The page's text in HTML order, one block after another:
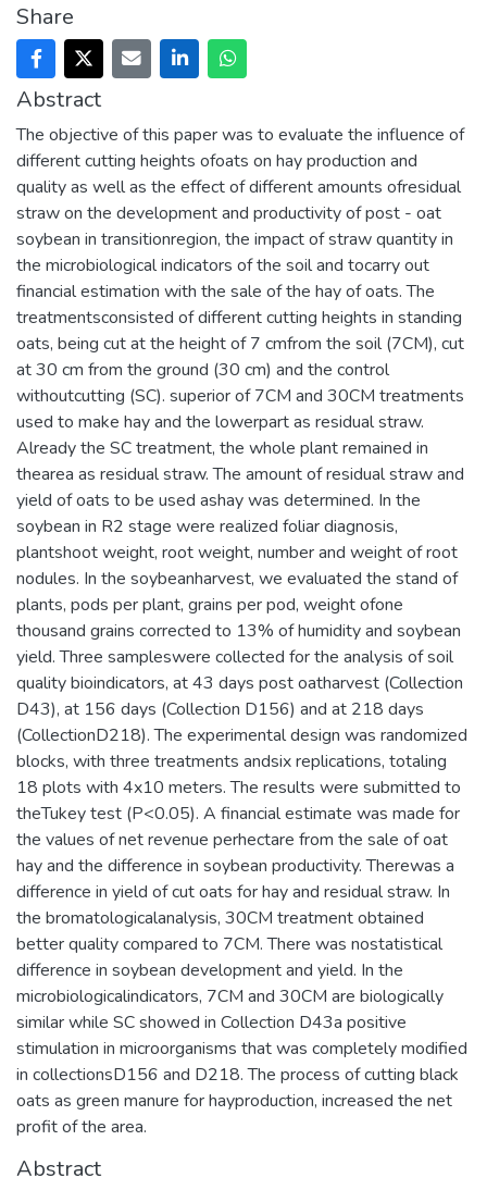
Share
Abstract
The objective of this paper was to evaluate the influence of
different cutting heights ofoats on hay production and
quality as well as the effect of different amounts ofresidual
straw on the development and productivity of post - oat
soybean in transitionregion, the impact of straw quantity in
the microbiological indicators of the soil and tocarry out
financial estimation with the sale of the hay of oats. The
treatmentsconsisted of different cutting heights in standing
oats, being cut at the height of 7 cmfrom the soil (7CM), cut
at 30 cm from the ground (30 cm) and the control
withoutcutting (SC). superior of 7CM and 30CM treatments
used to make hay and the lowerpart as residual straw.
Already the SC treatment, the whole plant remained in
thearea as residual straw. The amount of residual straw and
yield of oats to be used ashay was determined. In the
soybean in R2 stage were realized foliar diagnosis,
plantshoot weight, root weight, number and weight of root
nodules. In the soybeanharvest, we evaluated the stand of
plants, pods per plant, grains per pod, weight ofone
thousand grains corrected to 13% of humidity and soybean
yield. Three sampleswere collected for the analysis of soil
quality bioindicators, at 43 days post oatharvest (Collection
D43), at 156 days (Collection D156) and at 218 days
(CollectionD218). The experimental design was randomized
blocks, with three treatments andsix replications, totaling
18 plots with 4x10 meters. The results were submitted to
theTukey test (P<0.05). A financial estimate was made for
the values of net revenue perhectare from the sale of oat
hay and the difference in soybean productivity. Therewas a
difference in yield of cut oats for hay and residual straw. In
the bromatologicalanalysis, 30CM treatment obtained
better quality compared to 7CM. There was nostatistical
difference in soybean development and yield. In the
microbiologicalindicators, 7CM and 30CM are biologically
similar while SC showed in Collection D43a positive
stimulation in microorganisms that was completely modified
in collectionsD156 and D218. The process of cutting black
oats as green manure for hayproduction, increased the net
profit of the area.
Abstract